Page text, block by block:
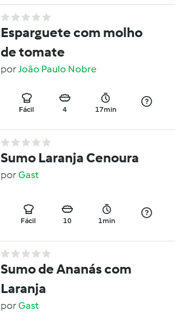
Esparguete com molho
de tomate
porJoão Paulo Nobre
Fácil 4 17min
Sumo Laranja Cenoura
porGast
Fácil 10 1min
Sumo de Ananás com
Laranja
porGast